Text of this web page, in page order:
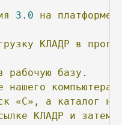
3.0 на платформе
КЛАДР в
рабочую базу.
нашего компьютера
«С», а каталог
КЛАДР и затем